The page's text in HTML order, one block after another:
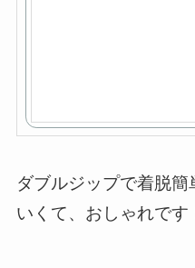
ダブルジップで着脱
いくて、おしゃれです